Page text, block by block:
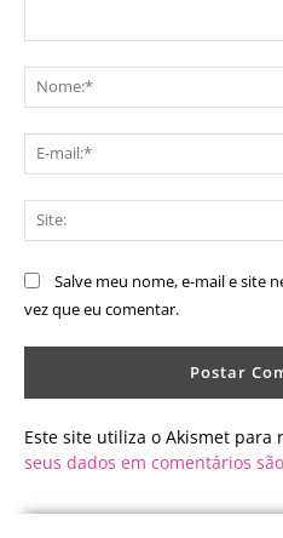
Salve meu nome, e-mail e site
vez que eu comentar.
Este site utiliza o Akismet para
seus dados em comentários